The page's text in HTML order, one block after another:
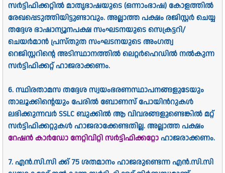
സര്‍ട്ടിഫിക്കറ്റില്‍ മാതൃഭാഷയുടെ (ഒന്നാംഭാഷ) കോളത്തില്‍
രേഖപ്പെടുത്തിയിട്ടുണ്ടാവും. അല്ലാത്ത പക്ഷം രജിസ്റ്റര്‍ ചെയ്യ
തദ്ദേശ ഭാഷാന്യൂനപക്ഷ സംഘടനയുടെ സെക്രട്ടറി/
ചെയര്‍മാന്‍ പ്രസ്തുത സംഘടനയുടെ അംഗത്വ
റെജിസ്റ്ററിന്റെ അടിസ്ഥാനത്തില്‍ ലെറ്റര്‍ഹെഡില്‍ നല്‍കുന്ന
സര്‍ട്ടിഫിക്കറ്റ്‌ ഹാജരാക്കണം.
6. സ്ഥിരതാമസ തദ്ദേശ സ്വയംഭരണസ്ഥാപനങ്ങളുടേയും
താലൂക്കിന്റെയും പേരില്‍ ബോണസ്‌ പോയിന്‍റുകള്‍
ലഭിക്കുന്നവര്‍ SSLC ബുക്കില്‍ ആ വിവരങ്ങളുണ്ടെങ്കില്‍ മറ്റ്‌
സര്‍ട്ടിഫിക്കറ്റുകള്‍ ഹാജരാക്കേണ്ടതില്ല. അല്ലാത്ത പക്ഷം
റേഷന്‍ കാര്‍ഡോനേറ്റിവിറ്റി സര്‍ട്ടിഫിക്കറ്റോഹാജരാക്കണം.
7. എന്‍.സി.സി ക്ക്‌ 75 ശതമാനം ഹാജരുണ്ടെന്ന എന്‍.സി.സി